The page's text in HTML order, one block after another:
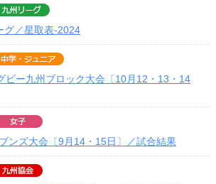
グ／星取表-2024
ビー九州ブロック大会〔10月12・13・14
ンズ大会〔9月14・15日〕／試合結果